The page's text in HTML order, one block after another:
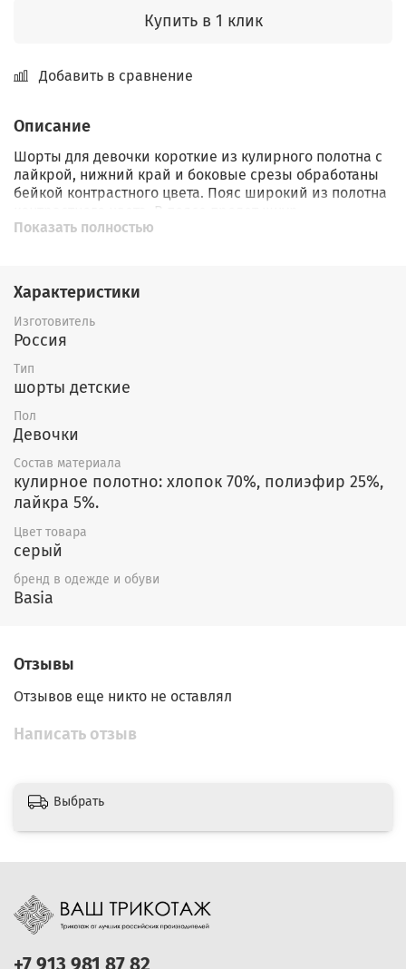
Купить в 1 клик
Добавить в сравнение
Описание
Шорты для девочки короткие из кулирного полотна с
лайкрой, нижний край и боковые срезы обработаны
бейкой контрастного цвета. Пояс широкий из полотна
контрастного цвета. В поясе продет шнур.
Показать полностью
Характеристики
Изготовитель
Россия
Тип
шорты детские
Пол
Девочки
Состав материала
кулирное полотно: хлопок 70%, полиэфир 25%,
лайкра 5%.
Цвет товара
серый
бренд в одежде и обуви
Basia
Отзывы
Отзывов еще никто не оставлял
Написать отзыв
Выбрать